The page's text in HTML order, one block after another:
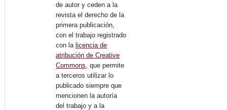
de autor y ceden a la
revista el derecho de la
primera publicación,
con el trabajo registrado
con la licencia de
atribución de Creative
Commons , que permite
a terceros utilizar lo
publicado siempre que
mencionen la autoría
del trabajo y a la